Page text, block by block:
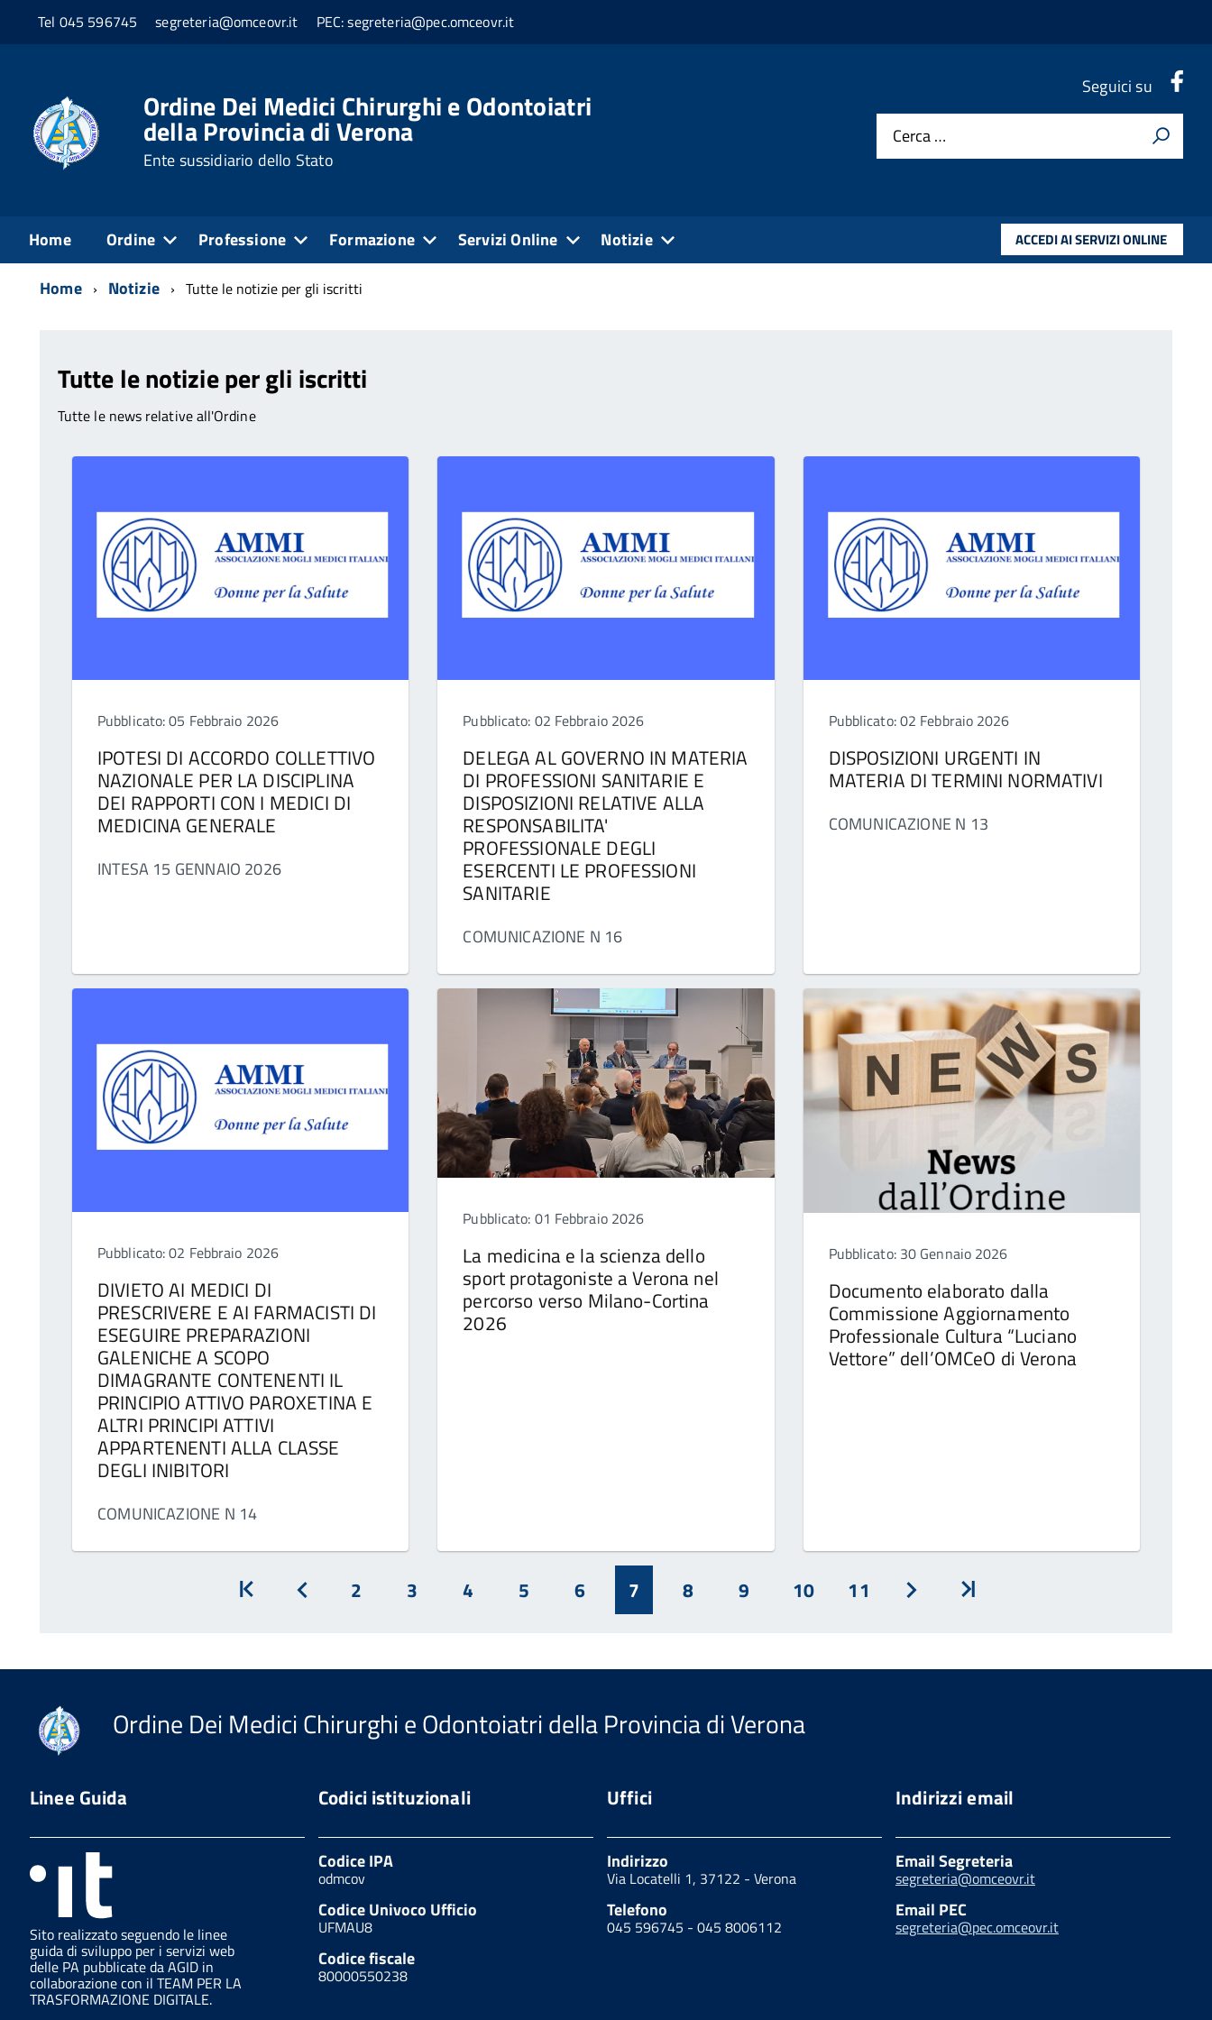
Tel 045 596745 segreteria@omceovr.it PEC: segreteria@pec.omceovr.it
Ordine Dei Medici Chirurghi e Odontoiatri
della Provincia di Verona
Ente sussidiario dello Stato
Seguici su .
Cerca …
Home Ordine Professione Formazione Servizi Online Notizie ACCEDI AI SERVIZI ONLINE
Home Notizie Tutte le notizie per gli iscritti
Tutte le notizie per gli iscritti
Tutte le news relative all'Ordine
Pubblicato: 05 Febbraio 2026
IPOTESI DI ACCORDO COLLETTIVO
NAZIONALE PER LA DISCIPLINA
DEI RAPPORTI CON I MEDICI DI
MEDICINA GENERALE
INTESA 15 GENNAIO 2026
Pubblicato: 02 Febbraio 2026
DELEGA AL GOVERNO IN MATERIA
DI PROFESSIONI SANITARIE E
DISPOSIZIONI RELATIVE ALLA
RESPONSABILITA'
PROFESSIONALE DEGLI
ESERCENTI LE PROFESSIONI
SANITARIE
COMUNICAZIONE N 16
Pubblicato: 02 Febbraio 2026
DISPOSIZIONI URGENTI IN
MATERIA DI TERMINI NORMATIVI
COMUNICAZIONE N 13
Pubblicato: 02 Febbraio 2026
DIVIETO AI MEDICI DI
PRESCRIVERE E AI FARMACISTI DI
ESEGUIRE PREPARAZIONI
GALENICHE A SCOPO
DIMAGRANTE CONTENENTI IL
PRINCIPIO ATTIVO PAROXETINA E
ALTRI PRINCIPI ATTIVI
APPARTENENTI ALLA CLASSE
DEGLI INIBITORI
COMUNICAZIONE N 14
Pubblicato: 01 Febbraio 2026
La medicina e la scienza dello
sport protagoniste a Verona nel
percorso verso Milano-Cortina
2026
Pubblicato: 30 Gennaio 2026
Documento elaborato dalla
Commissione Aggiornamento
Professionale Cultura “Luciano
Vettore” dell’OMCeO di Verona
2 3 4 5 6 7 8 9 10 11
Ordine Dei Medici Chirurghi e Odontoiatri della Provincia di Verona
Linee Guida
Sito realizzato seguendo le linee
guida di sviluppo per i servizi web
delle PA pubblicate da AGID in
collaborazione con il TEAM PER LA
TRASFORMAZIONE DIGITALE.
Codici istituzionali
Codice IPA
odmcov
Codice Univoco Ufficio
UFMAU8
Codice fiscale
80000550238
Uffici
Indirizzo
Via Locatelli 1, 37122 - Verona
Telefono
045 596745 - 045 8006112
Indirizzi email
Email Segreteria
segreteria@omceovr.it
Email PEC
segreteria@pec.omceovr.it